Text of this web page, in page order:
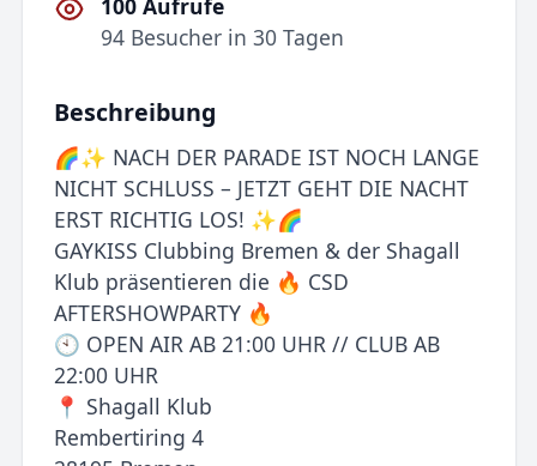
100 Aufrufe
94 Besucher in 30 Tagen
Beschreibung
🌈✨ NACH DER PARADE IST NOCH LANGE
NICHT SCHLUSS – JETZT GEHT DIE NACHT
ERST RICHTIG LOS! ✨🌈
GAYKISS Clubbing Bremen & der Shagall
Klub präsentieren die 🔥 CSD
AFTERSHOWPARTY 🔥
🕙 OPEN AIR AB 21:00 UHR // CLUB AB
22:00 UHR
📍 Shagall Klub
Rembertiring 4